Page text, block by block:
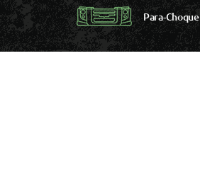
Para-Choque